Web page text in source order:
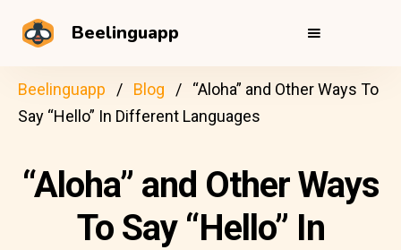
Beelinguapp
Beelinguapp Blog
“Aloha” and Other Ways To
Say “Hello” In Different Languages
“Aloha” and Other Ways
To Say “Hello” In